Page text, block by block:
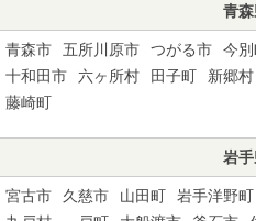
青
青森市 五所川原市 つがる市 今
十和田市
六ヶ所村 田子町 新郷村
藤崎町
岩
宮古市 久慈市 山田町 岩手洋野町